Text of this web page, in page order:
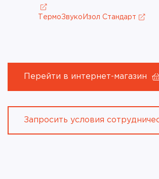
ТермоЗвукоИзол Стандарт
Перейти в интернет-магазин
Запросить условия